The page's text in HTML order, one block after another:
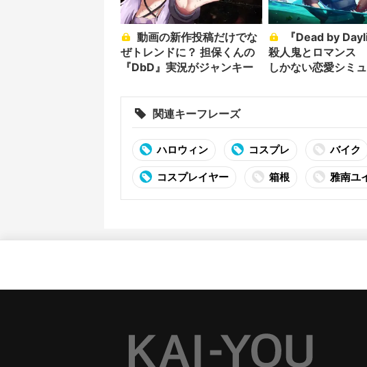
ぜトレンドに？ 担保くんの
『DbD』実況がジャンキー
殺人鬼とロマンス
しかない恋愛シミ
関連キーフレーズ
ハロウィン コスプレ バイク
コスプレイヤー 箱根 雅南ユ